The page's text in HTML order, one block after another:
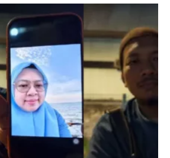
Anak Jangan
mak kalau sayang anak jangan
banyak tanggungjawab, kita mak ni
Jangan pasal kita ikut nafsu,